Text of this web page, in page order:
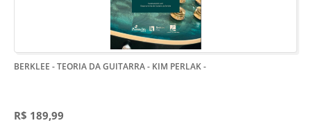
BERKLEE - TEORIA DA GUITARRA - KIM PERLAK-
R$ 189,99